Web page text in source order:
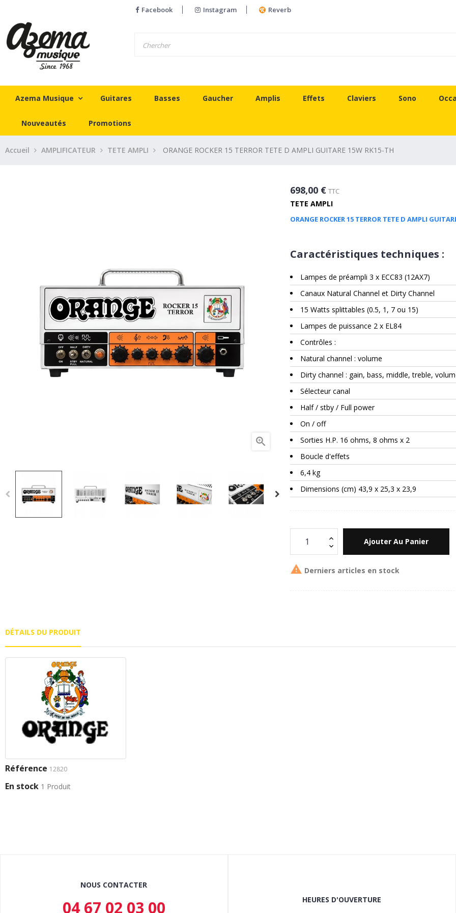
Facebook Instagram Reverb
Azema Musique Guitares Basses Gaucher Amplis Effets Claviers Sono
Nouveautés Promotions
Accueil AMPLIFICATEUR TETE AMPLI ORANGE ROCKER 15 TERROR TETE D AMPLI GUITARE 15W RK15-TH

698,00 € TTC
TETE AMPLI
ORANGE ROCKER 15 TERROR TETE D AMPLI
Caractéristiques techniques :
Lampes de préampli 3 x ECC83 (12AX7)
Canaux Natural Channel et Dirty Channel
15 Watts splittables (0.5, 1, 7 ou 15)
Lampes de puissance 2 x EL84
Contrôles :
Natural channel : volume
Dirty channel : gain, bass, middle, treble,
Sélecteur canal
Half / stby / Full power
On / off
Sorties H.P. 16 ohms, 8 ohms x 2
Boucle d'effets
6,4 kg
Dimensions (cm) 43,9 x 25,3 x 23,9
Ajouter Au Panier
 Derniers articles en stock
DÉTAILS DU PRODUIT
Référence 12820
En stock 1 Produit
NOUS CONTACTER
04 67 02 03 00 HEURES D'OUVERTURE